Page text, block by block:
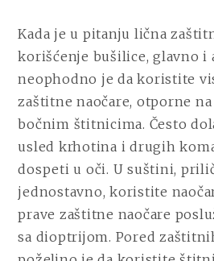
Kada je u pitanju lična
korišćenje bušilice, glavno i
neophodno je da koristite
zaštitne naočare, otporne
bočnim štitnicima. Često
usled krhotina i drugih
dospeti u oči. U suštini,
jednostavno, koristite
prave zaštitne naočare
sa dioptrijom. Pored